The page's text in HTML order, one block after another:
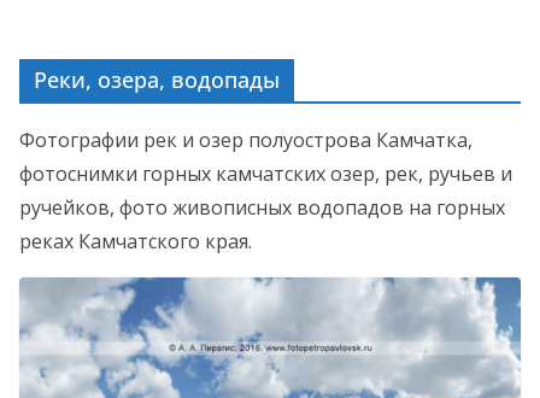
Реки, озера, водопады
Фотографии рек и озер полуострова Камчатка,
фотоснимки горных камчатских озер, рек, ручьев и
ручейков, фото живописных водопадов на горных
реках Камчатского края.